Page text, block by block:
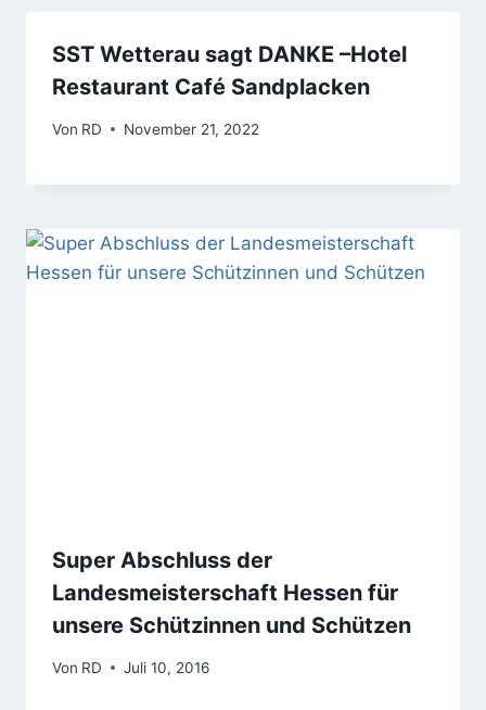
SST Wetterau sagt DANKE –Hotel
Restaurant Café Sandplacken
Von RD November 21, 2022
Super Abschluss der
Landesmeisterschaft Hessen für
unsere Schützinnen und Schützen
Von RD Juli 10, 2016